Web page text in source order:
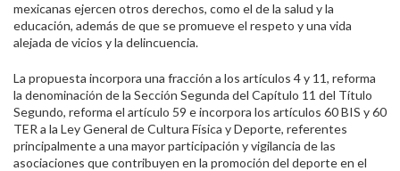
mexicanas ejercen otros derechos, como el de la salud y la
educación, además de que se promueve el respeto y una vida
alejada de vicios y la delincuencia.
La propuesta incorpora una fracción a los artículos 4 y 11, reforma
la denominación de la Sección Segunda del Capítulo 11 del Título
Segundo, reforma el artículo 59 e incorpora los artículos 60 BIS y 60
TER a la Ley General de Cultura Física y Deporte, referentes
principalmente a una mayor participación y vigilancia de las
asociaciones que contribuyen en la promoción del deporte en el